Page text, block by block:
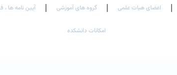
اعضای هیات علمی گروه های آموزشی آیین نامه ها ،
امکانات دانشکده